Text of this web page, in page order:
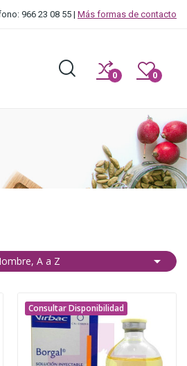
966 23 08 55 | Más formas de contacto
0 0
A a Z 
Consultar Disponibilidad